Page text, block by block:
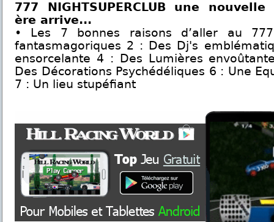
777 NIGHTSUPERCLUB une nouvelle
ère arrive...
• Les 7 bonnes raisons d’aller au
fantasmagoriques 2 : Des Dj's
ensorcelante 4 : Des Lumières
Des Décorations Psychédéliques 6 : Une
7 : Un lieu stupéfiant